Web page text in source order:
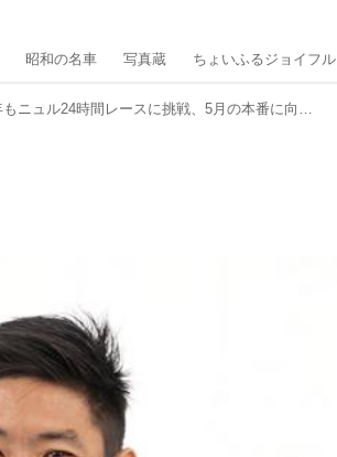
昭和の名車 写真蔵 ちょいふるジョイフル
スバルが今年もニュル24時間レースに挑戦、5月の本番に向けて準備完了